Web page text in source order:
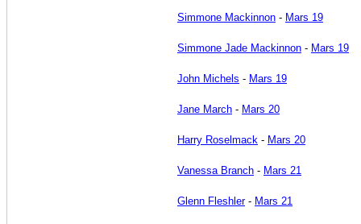
Simmone Mackinnon - Mars 19
Simmone Jade Mackinnon - Mars 19
John Michels - Mars 19
Jane March - Mars 20
Harry Roselmack - Mars 20
Vanessa Branch - Mars 21
Glenn Fleshler- Mars 21